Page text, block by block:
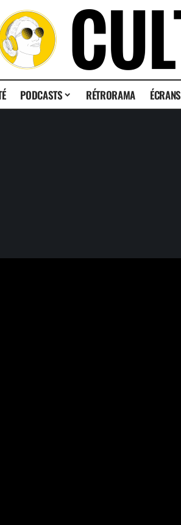
PODCASTS RÉTRORAMA ÉCRANS